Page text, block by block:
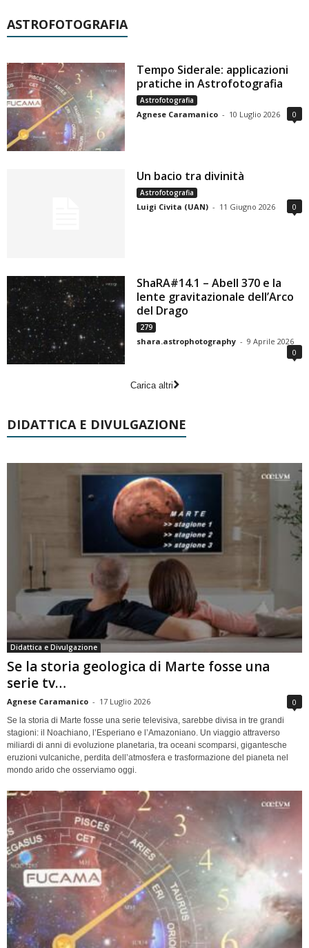
ASTROFOTOGRAFIA
Tempo Siderale: applicazioni
pratiche in Astrofotografia
Astrofotografia
Agnese Caramanico - 10 Luglio 2026 0
Un bacio tra divinità
Astrofotografia
Luigi Civita (UAN) - 11 Giugno 2026 0
ShaRA#14.1 – Abell 370 e la
lente gravitazionale dell’Arco
del Drago
279
shara.astrophotography - 9 Aprile 2026
0
Carica altri
DIDATTICA E DIVULGAZIONE
Didattica e Divulgazione
Se la storia geologica di Marte fosse una
serie tv…
Agnese Caramanico - 17 Luglio 2026 0
Se la storia di Marte fosse una serie televisiva, sarebbe divisa in tre grandi
stagioni: il Noachiano, l’Esperiano e l’Amazoniano. Un viaggio attraverso
miliardi di anni di evoluzione planetaria, tra oceani scomparsi, gigantesche
eruzioni vulcaniche, perdita dell’atmosfera e trasformazione del pianeta nel
mondo arido che osserviamo oggi.